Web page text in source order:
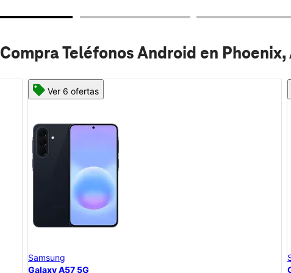
Compra Teléfonos Android en Phoenix,
Ver 6 ofertas
Samsung
Galaxy A57 5G